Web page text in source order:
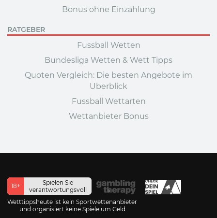
Bonus ohne Einzahlung
RATGEBER
Fussball Wetten
Bundesliga Wetten & Wett Tipps
Quoten Vergleich: Die besten Angebote im
Überblick
Fussball Wettarten
Wettanbieter Bonus
18+
Spielen Sie
verantwortungsvoll
Wetttippsheute ist kein Sportwettenanbieter
und organisiert keine Spiele um Geld